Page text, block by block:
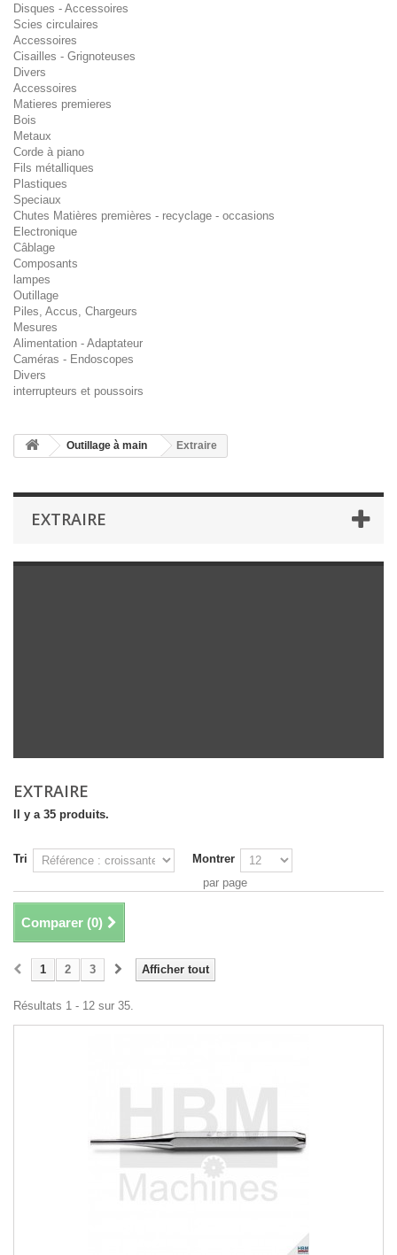
Disques - Accessoires
Scies circulaires
Accessoires
Cisailles - Grignoteuses
Divers
Accessoires
Matieres premieres
Bois
Metaux
Corde à piano
Fils métalliques
Plastiques
Speciaux
Chutes Matières premières - recyclage - occasions
Electronique
Câblage
Composants
lampes
Outillage
Piles, Accus, Chargeurs
Mesures
Alimentation - Adaptateur
Caméras - Endoscopes
Divers
interrupteurs et poussoirs
Outillage à main Extraire
EXTRAIRE
EXTRAIRE
Il y a 35 produits.
Tri
Montrer
par page
Comparer (0)
Afficher tout
1 2 3
Résultats 1 - 12 sur 35.